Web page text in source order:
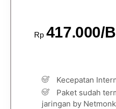
Rp 417.000/
Kecepatan
Paket sudah
jaringan by Netmonk